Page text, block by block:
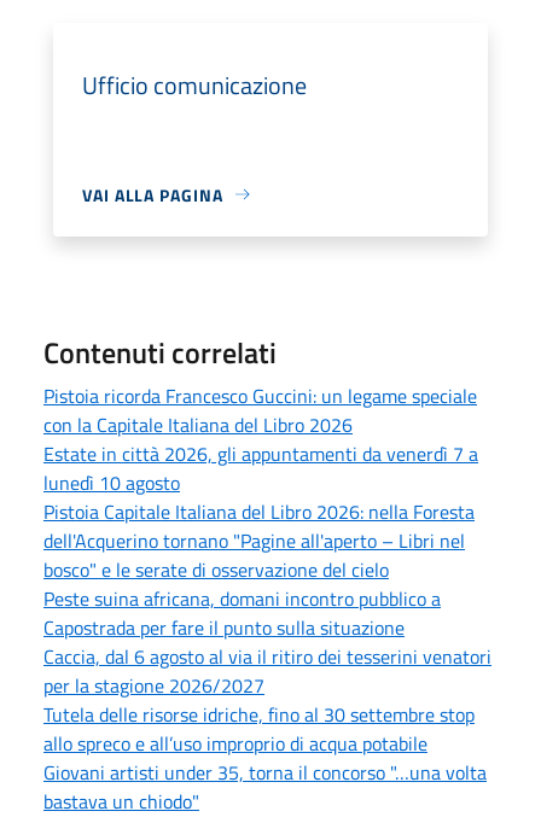
Ufficio comunicazione
VAI ALLA PAGINA
Contenuti correlati
Pistoia ricorda Francesco Guccini: un legame speciale
con la Capitale Italiana del Libro 2026
Estate in città 2026, gli appuntamenti da venerdì 7 a
lunedì 10 agosto
Pistoia Capitale Italiana del Libro 2026: nella Foresta
dell'Acquerino tornano "Pagine all'aperto – Libri nel
bosco" e le serate di osservazione del cielo
Peste suina africana, domani incontro pubblico a
Capostrada per fare il punto sulla situazione
Caccia, dal 6 agosto al via il ritiro dei tesserini venatori
per la stagione 2026/2027
Tutela delle risorse idriche, fino al 30 settembre stop
allo spreco e all’uso improprio di acqua potabile
Giovani artisti under 35, torna il concorso "…una volta
bastava un chiodo"